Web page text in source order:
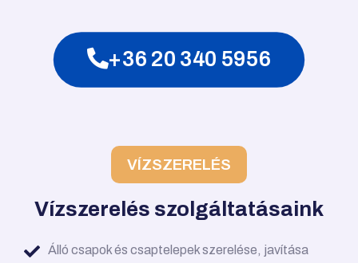
+36 20 340 5956
VÍZSZERELÉS
Vízszerelés szolgáltatásaink
Álló csapok és csaptelepek szerelése, javítása